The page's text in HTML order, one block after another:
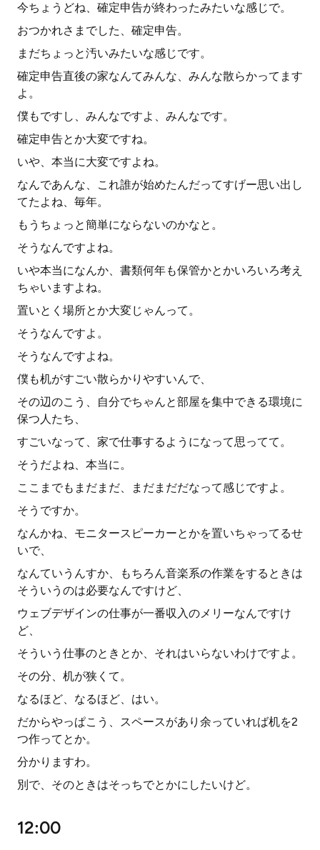
今ちょうどね、確定申告が終わったみたいな感じで。
おつかれさまでした、確定申告。
まだちょっと汚いみたいな感じです。
確定申告直後の家なんてみんな、みんな散らかってます
よ。
僕もですし、みんなですよ、みんなです。
確定申告とか大変ですね。
いや、本当に大変ですよね。
なんであんな、これ誰が始めたんだってすげー思い出し
てたよね、毎年。
もうちょっと簡単にならないのかなと。
そうなんですよね。
いや本当になんか、書類何年も保管かとかいろいろ考え
ちゃいますよね。
置いとく場所とか大変じゃんって。
そうなんですよ。
そうなんですよね。
僕も机がすごい散らかりやすいんで、
その辺のこう、自分でちゃんと部屋を集中できる環境に
保つ人たち、
すごいなって、家で仕事するようになって思ってて。
そうだよね、本当に。
ここまでもまだまだ、まだまだだなって感じですよ。
そうですか。
なんかね、モニタースピーカーとかを置いちゃってるせ
いで、
なんていうんすか、もちろん音楽系の作業をするときは
そういうのは必要なんですけど、
ウェブデザインの仕事が一番収入のメリーなんですけ
ど、
そういう仕事のときとか、それはいらないわけですよ。
その分、机が狭くて。
なるほど、なるほど、はい。
だからやっぱこう、スペースがあり余っていれば机を2
つ作ってとか。
分かりますわ。
別で、そのときはそっちでとかにしたいけど。
12:00